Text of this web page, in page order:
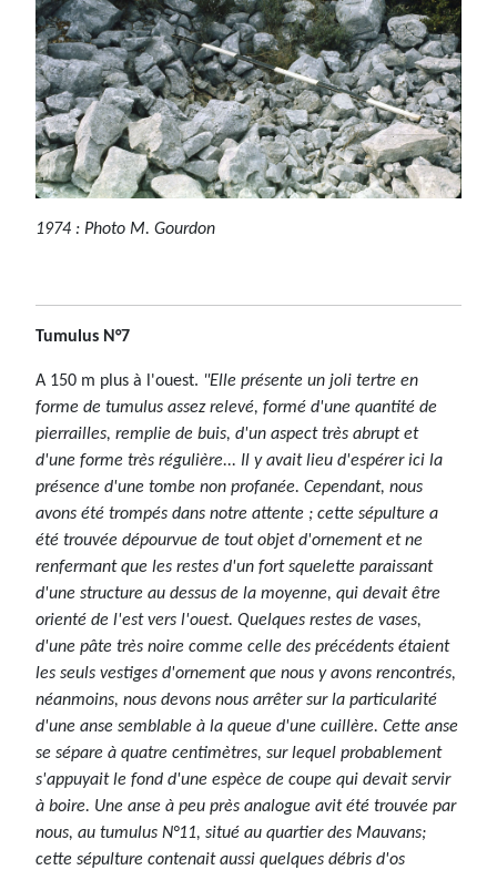
1974 : Photo M. Gourdon
Tumulus N°7
A 150 m plus à l'ouest. "Elle présente un joli tertre en
forme de tumulus assez relevé, formé d'une quantité de
pierrailles, remplie de buis, d'un aspect très abrupt et
d'une forme très régulière... Il y avait lieu d'espérer ici la
présence d'une tombe non profanée. Cependant, nous
avons été trompés dans notre attente ; cette sépulture a
été trouvée dépourvue de tout objet d'ornement et ne
renfermant que les restes d'un fort squelette paraissant
d'une structure au dessus de la moyenne, qui devait être
orienté de l'est vers l'ouest. Quelques restes de vases,
d'une pâte très noire comme celle des précédents étaient
les seuls vestiges d'ornement que nous y avons rencontrés,
néanmoins, nous devons nous arrêter sur la particularité
d'une anse semblable à la queue d'une cuillère. Cette anse
se sépare à quatre centimètres, sur lequel probablement
s'appuyait le fond d'une espèce de coupe qui devait servir
à boire. Une anse à peu près analogue avit été trouvée par
nous, au tumulus N°11, situé au quartier des Mauvans;
cette sépulture contenait aussi quelques débris d'os